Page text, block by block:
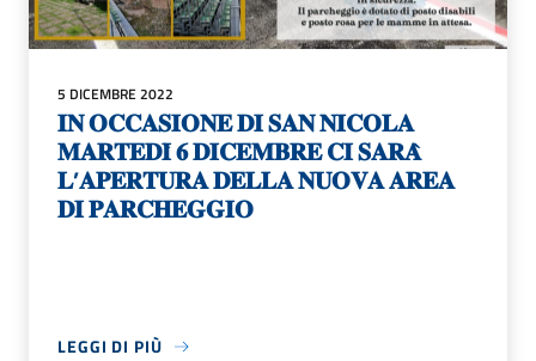
5 DICEMBRE 2022
𝐈𝐍 𝐎𝐂𝐂𝐀𝐒𝐈𝐎𝐍𝐄 𝐃𝐈 𝐒𝐀𝐍 𝐍𝐈𝐂𝐎𝐋𝐀
𝐌𝐀𝐑𝐓𝐄𝐃𝐈̀ 𝟔 𝐃𝐈𝐂𝐄𝐌𝐁𝐑𝐄 𝐂𝐈 𝐒𝐀𝐑𝐀̀
𝐋’𝐀𝐏𝐄𝐑𝐓𝐔𝐑𝐀 𝐃𝐄𝐋𝐋𝐀 𝐍𝐔𝐎𝐕𝐀 𝐀𝐑𝐄𝐀
𝐃𝐈 𝐏𝐀𝐑𝐂𝐇𝐄𝐆𝐆𝐈𝐎
LEGGI DI PIÙ